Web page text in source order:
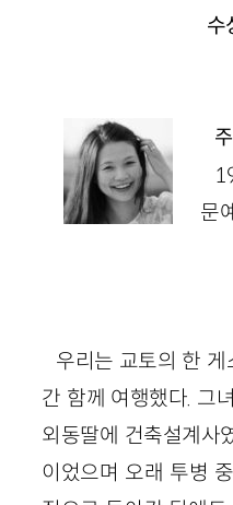
수
문
우리는 교토의 한
간 함께 여행했다. 그
외동딸에 건축설계사
이었으며 오래 투병